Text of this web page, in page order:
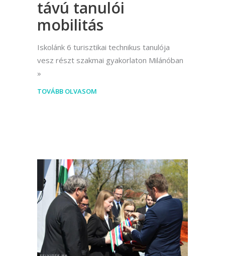
távú tanulói
mobilitás
Iskolánk 6 turisztikai technikus tanulója
vesz részt szakmai gyakorlaton Milánóban
TOVÁBB OLVASOM